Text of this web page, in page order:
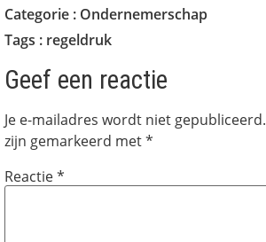
Categorie : Ondernemerschap
Tags : regeldruk
Geef een reactie
Je e-mailadres wordt niet gepubliceerd.
zijn gemarkeerd met*
Reactie*